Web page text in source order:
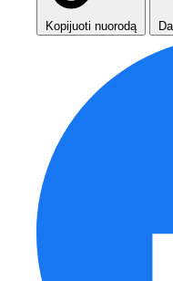
Kopijuoti nuorodą